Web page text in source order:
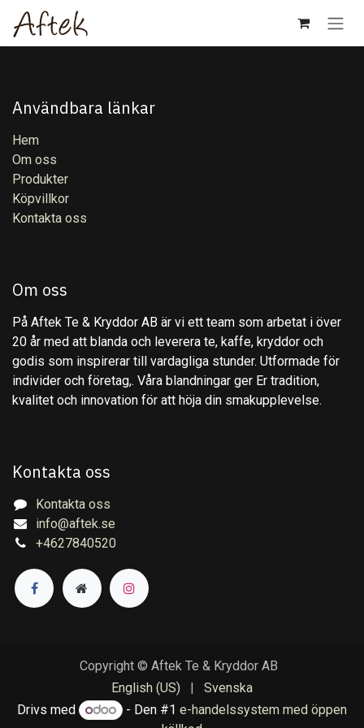
Hoppa till innehåll
Användbara länkar
Hem
Om oss
Produkter
Köpvillkor
Kontakta oss
Om oss
På Aftek Te & Kryddor AB är vi ett team som arbetat i över
20 år med att blanda och leverera te, kaffe, kryddor och
godis som inspirerar till vardagliga stunder. Utformade för
individer och företag,. Våra blandningar ger Er tradition,
kvalitet och innovation för att höja din smakupplevelse.
Kontakta oss
Kontakta oss
info@aftek.se
+4627840520
Copyright © Aftek Te & Kryddor AB
English (US)
|
Svenska
Drivs med
- Den #1e-handelssystem med öppen